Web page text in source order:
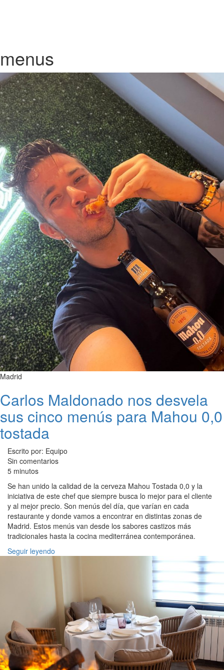
menus
Madrid
Carlos Maldonado nos desvela
sus cinco menús para Mahou 0,0
tostada
Escrito por: Equipo
Sin comentarios
5 minutos
Se han unido la calidad de la cerveza Mahou Tostada 0,0 y la
iniciativa de este chef que siempre busca lo mejor para el cliente
y al mejor precio. Son menús del día, que varían en cada
restaurante y donde vamos a encontrar en distintas zonas de
Madrid. Estos menús van desde los sabores castizos más
tradicionales hasta la cocina mediterránea contemporánea.
Seguir leyendo